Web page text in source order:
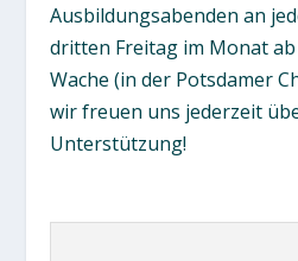
Ausbildungsabenden an
dritten Freitag im Monat
Wache (in der Potsdamer
wir freuen uns jederzeit
Unterstützung!